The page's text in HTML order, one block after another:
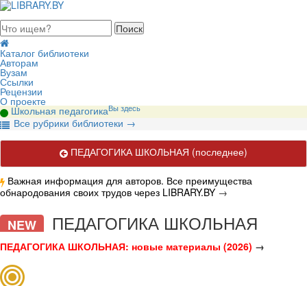
2026, пятница
Каталог библиотеки
Авторам
Вузам
Ссылки
Рецензии
О проекте
Школьная педагогикаВы здесь
Все рубрики библиотеки →
ПЕДАГОГИКА ШКОЛЬНАЯ (последнее)
Важная информация для авторов. Все преимущества
обнародования своих трудов через LIBRARY.BY →
Актуальные публикации по вопросам школьной педагогики.
NEW ПЕДАГОГИКА ШКОЛЬНАЯ
ПЕДАГОГИКА ШКОЛЬНАЯ: новые материалы (2026) →